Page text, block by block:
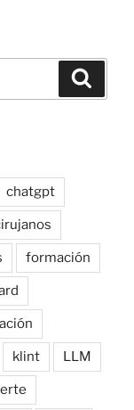
chatgpt
formación
klint LLM